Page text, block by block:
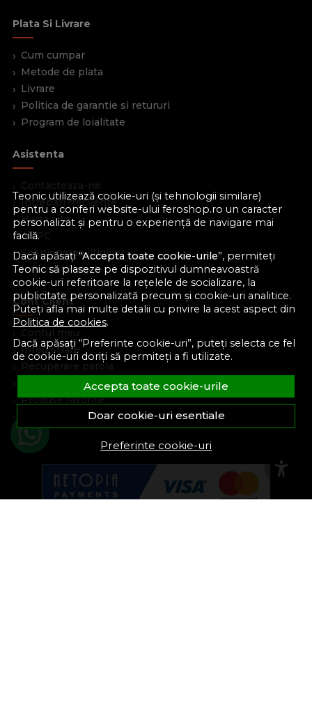
Teonic utilizează cookie-uri (și tehnologii similare)
pentru a conferi website-ului feroshop.ro un caracter
personalizat și pentru o experiență de navigare mai
facilă.
Dacă apăsați “Accepta toate cookie-urile”, permiteți
Teonic să plaseze pe dispozitivul dumneavoastră
cookie-uri referitoare la rețelele de socializare, la
publicitate personalizată precum și cookie-uri analitice.
Puteți afla mai multe detalii cu privire la acest aspect din
Politica de cookies.
Dacă apăsați “Preferinte cookie-uri”, puteți selecta ce fel
de cookie-uri doriți să permiteți a fi utilizate.
Accepta toate cookie-urile
Doar cookie-uri esentiale
Preferinte cookie-uri
Plata Si Livrare
Cum cumpar
Metode de plata
Livrare
Politica de garantie si retururi
Program de loialitate
Asistenta
Contacteaza-ne
Intrebari frecvente
Harta site
ANPC
Solutionarea litigiilor
Informatii legale
Cont Client
Contul meu
Inregistrare
Recuperare parola
Istoric comenzi
Produse favorite
Devino partener